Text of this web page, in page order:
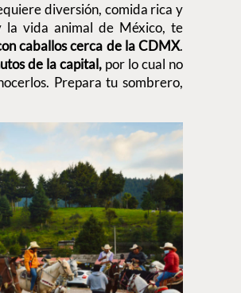
diversión, comida rica y
la vida animal de México, te
caballos cerca de la CDMX.
de la capital, por lo cual no
Prepara tu sombrero,